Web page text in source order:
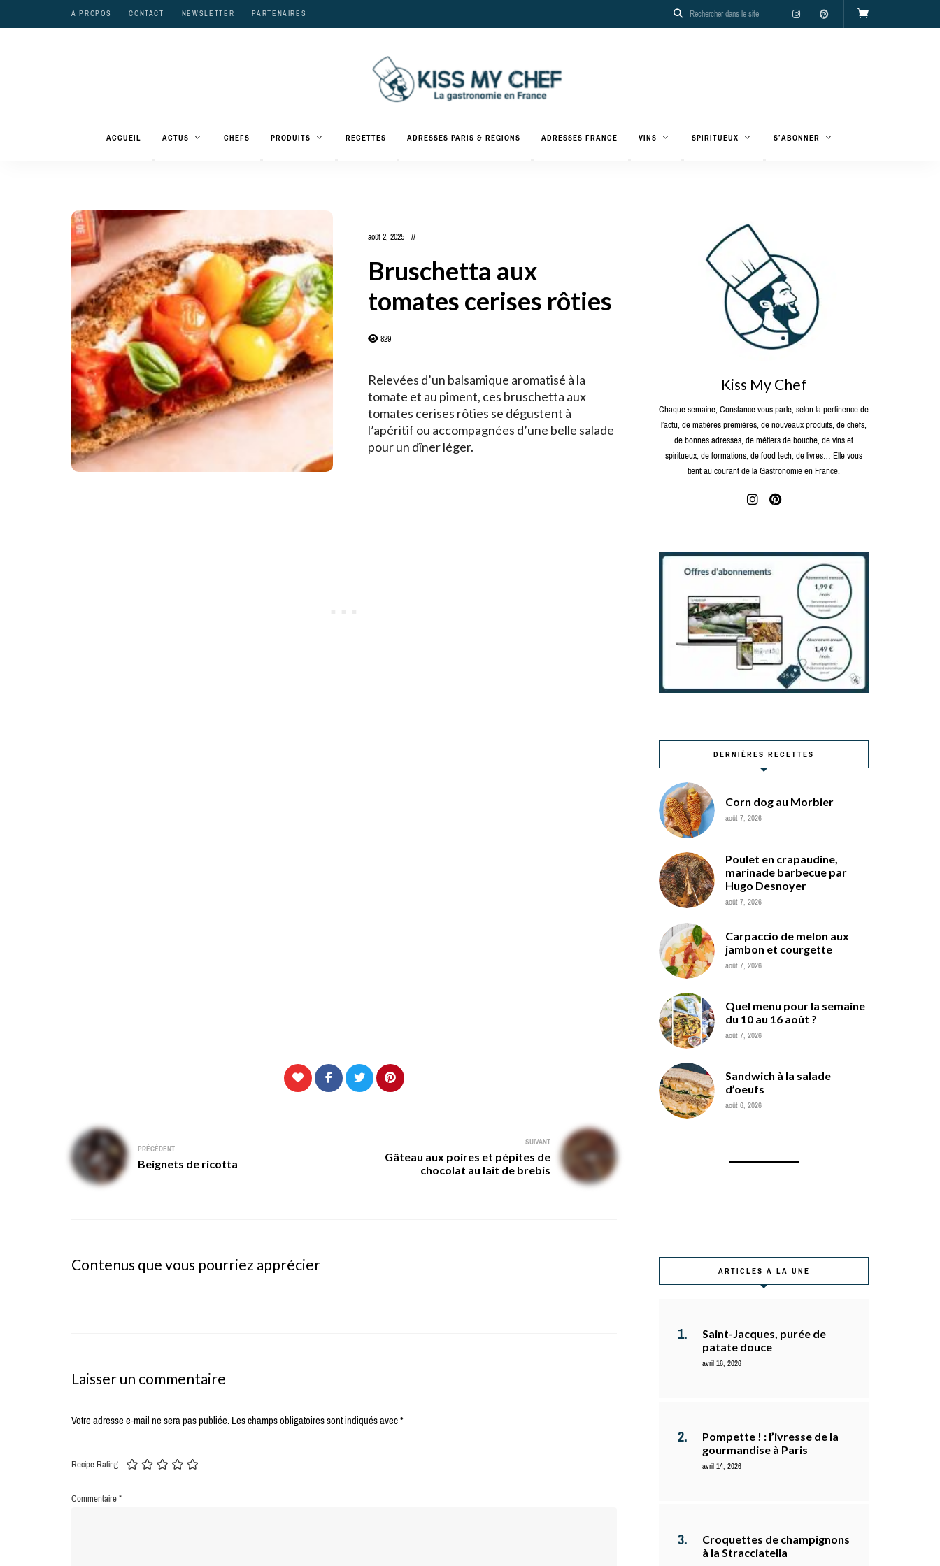
A PROPOS CONTACT NEWSLETTER PARTENAIRES
Kiss
Chef
gastronomiques
et
ACCUEIL ACTUS CHEFS PRODUITS RECETTES ADRESSES PARIS & RÉGIONS ADRESSES FRANCE VINS SPIRITUEUX S’ABONNER
août 2, 2025
Bruschetta aux
tomates cerises rôties
829
Relevées d’un balsamique aromatisé à la
tomate et au piment, ces bruschetta aux
tomates cerises rôties se dégustent à
l’apéritif ou accompagnées d’une belle salade
pour un dîner léger.
Navigation
de
l’article
PRÉCÉDENT
Beignets de ricotta
SUIVANT
Gâteau aux poires et pépites de
chocolat au lait de brebis
Contenus que vous pourriez apprécier
Laisser un commentaire
Votre adresse e-mail ne sera pas publiée.Les champs obligatoires sont indiqués avec*
Recipe Rating
Commentaire*
Kiss My Chef
Chaque semaine, Constance vous parle, selon la pertinence de
l’actu, de matières premières, de nouveaux produits, de chefs,
de bonnes adresses, de métiers de bouche, de vins et
spiritueux, de formations, de food tech, de livres… Elle vous
tient au courant de la Gastronomie en France.
DERNIÈRES RECETTES
Corn dog au Morbier
août 7, 2026
Poulet en crapaudine,
marinade barbecue par
Hugo Desnoyer
août 7, 2026
Carpaccio de melon aux
jambon et courgette
août 7, 2026
Quel menu pour la semaine
du 10 au 16 août ?
août 7, 2026
Sandwich à la salade
d’oeufs
août 6, 2026
ARTICLES À LA UNE
Saint-Jacques, purée de
patate douce
avril 16, 2026
Pompette ! : l’ivresse de la
gourmandise à Paris
avril 14, 2026
Croquettes de champignons
à la Stracciatella